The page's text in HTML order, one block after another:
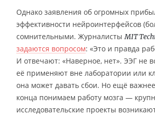
Однако заявления об огромных
эффективности нейроинтерфейсов
сомнительными. ЖурналистыMIT
задаются вопросом: «Это и правда
И отвечают: «Наверное, нет». ЭЭГ не
её применяют вне лаборатории или
она может давать сбои. Но ещё
конца понимаем работу мозга —
исследовательские проекты